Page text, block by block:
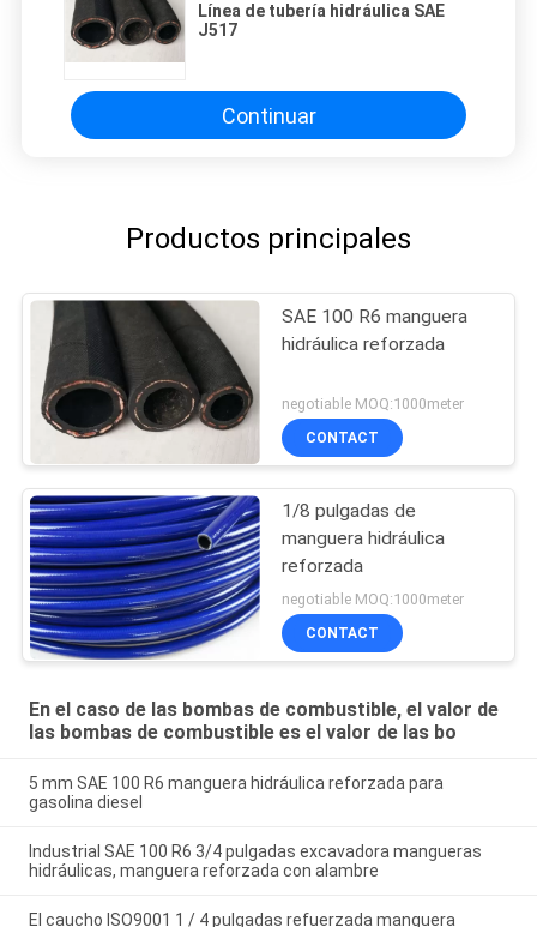
Línea de tubería hidráulica SAE
J517
Continuar
Productos principales
SAE 100 R6 manguera
hidráulica reforzada
negotiable MOQ:1000meter
CONTACT
1/8 pulgadas de
manguera hidráulica
reforzada
negotiable MOQ:1000meter
CONTACT
En el caso de las bombas de combustible, el valor de
las bombas de combustible es el valor de las bo
5 mm SAE 100 R6 manguera hidráulica reforzada para
gasolina diesel
Industrial SAE 100 R6 3/4 pulgadas excavadora mangueras
hidráulicas, manguera reforzada con alambre
El caucho ISO9001 1 / 4 pulgadas refuerzada manguera